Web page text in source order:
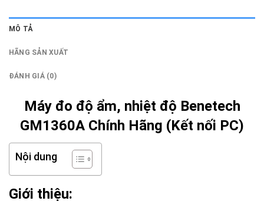
MÔ TẢ
HÃNG SẢN XUẤT
ĐÁNH GIÁ (0)
Máy đo độ ẩm, nhiệt độ Benetech
GM1360A Chính Hãng (Kết nối PC)
Nội dung
Giới thiệu: